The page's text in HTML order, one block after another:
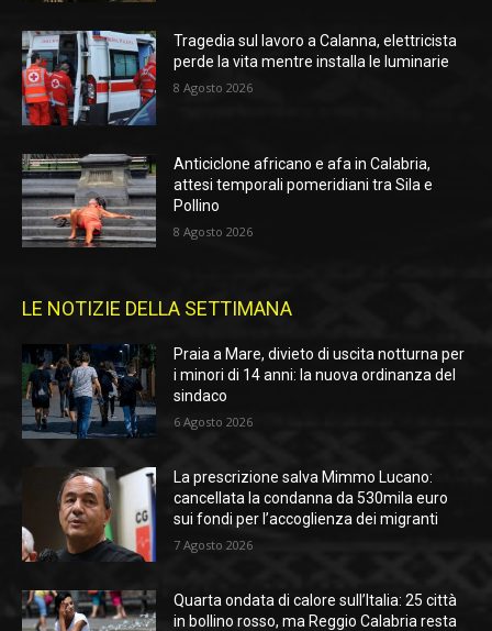
Tragedia sul lavoro a Calanna, elettricista
perde la vita mentre installa le luminarie
8 Agosto 2026
Anticiclone africano e afa in Calabria,
attesi temporali pomeridiani tra Sila e
Pollino
8 Agosto 2026
LE NOTIZIE DELLA SETTIMANA
Praia a Mare, divieto di uscita notturna per
i minori di 14 anni: la nuova ordinanza del
sindaco
6 Agosto 2026
La prescrizione salva Mimmo Lucano:
cancellata la condanna da 530mila euro
sui fondi per l’accoglienza dei migranti
7 Agosto 2026
Quarta ondata di calore sull’Italia: 25 città
in bollino rosso, ma Reggio Calabria resta